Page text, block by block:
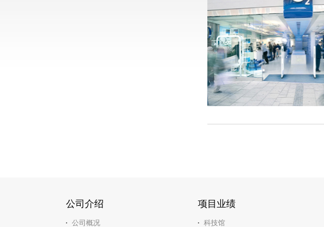
公司介绍
公司概况
项目业绩
科技馆